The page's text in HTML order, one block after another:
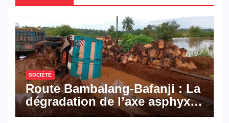
SOCIÉTÉ
Route Bambalang-Bafanji : La
dégradation de l’axe asphyxie
les activités économiques